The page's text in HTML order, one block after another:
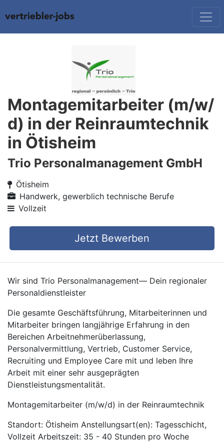
Montagemitarbeiter (m/w/
d) in der Reinraumtechnik
in Ötisheim
Trio Personalmanagement GmbH
Ötisheim
Handwerk, gewerblich technische Berufe
Vollzeit
Jetzt Bewerben
Wir sind Trio Personalmanagement— Dein regionaler
Personaldienstleister
Die gesamte Geschäftsführung, Mitarbeiterinnen und
Mitarbeiter bringen langjährige Erfahrung in den
Bereichen Arbeitnehmerüberlassung,
Personalvermittlung, Vertrieb, Customer Service,
Recruiting und Employee Care mit und leben Ihre
Arbeit mit einer sehr ausgeprägten
Dienstleistungsmentalität.
Montagemitarbeiter (m/w/d) in der Reinraumtechnik
Standort: Ötisheim Anstellungsart(en): Tagesschicht,
Vollzeit Arbeitszeit: 35 - 40 Stunden pro Woche